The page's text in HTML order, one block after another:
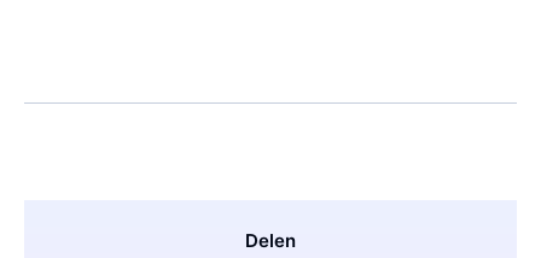
Delen